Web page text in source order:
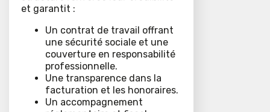
et garantit :
Un contrat de travail offrant
une sécurité sociale et une
couverture en responsabilité
professionnelle.
Une transparence dans la
facturation et les honoraires.
Un accompagnement